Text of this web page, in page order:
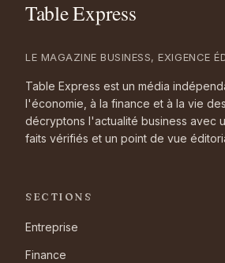
LE MAGAZINE BUSINESS, EXIGENCE
Table Express est un média
l'économie, à la finance et à la vie
décryptons l'actualité business avec
faits vérifiés et un point de vue
SECTIONS
Entreprise
Finance